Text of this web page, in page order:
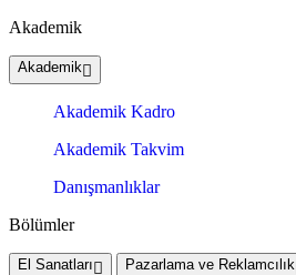
Akademik
Akademik
Akademik Kadro
Akademik Takvim
Danışmanlıklar
Bölümler
El Sanatları
Pazarlama ve Reklamcılık